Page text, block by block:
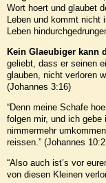
Wort hoert und glaubet
Leben und kommt nicht
Leben
Kein Glaeubiger kann
geliebt, dass er seinen
glauben, nicht verloren
(Johannes 3:16)
“Denn meine Schafe
folgen mir, und ich gebe
nimmermehr
reissen.” (Johannes
“Also auch ist’s vor
von diesen Kleinen